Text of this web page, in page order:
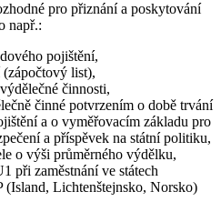
pro přiznání a poskytování
např.:
pojištění,
(zápočtový list),
činnosti,
činné potvrzením o době trvání
a o vyměřovacím základu pro
a příspěvek na státní politiku,
o výši průměrného výdělku,
při zaměstnání ve státech
(Island, Lichtenštejnsko, Norsko)